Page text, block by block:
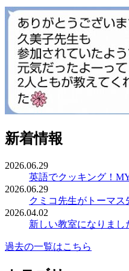
新着情報
2026.06.29
英語でクッキング！
2026.06.29
クミコ先生がトーマス
2026.04.02
新しい教室になりまし
過去の一覧はこちら